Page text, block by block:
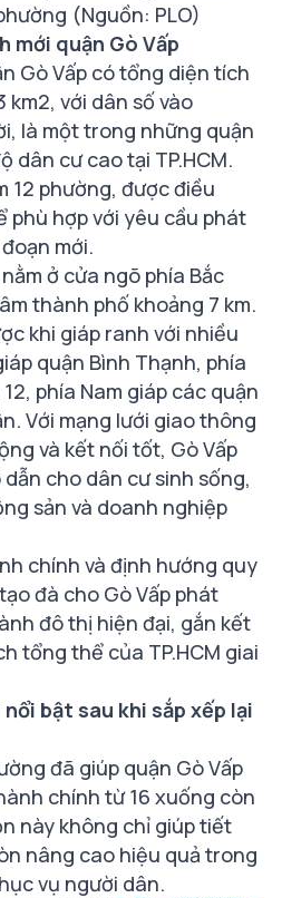
(Nguồn: PLO)
mới quận Gò Vấp
Gò Vấp có tổng diện tích
km2, với dân số vào
là một trong những quận
dân cư cao tại TP.HCM.
12 phường, được điều
phù hợp với yêu cầu phát
mới.
ở cửa ngõ phía Bắc
thành phố khoảng 7 km.
khi giáp ranh với nhiều
quận Bình Thạnh, phía
phía Nam giáp các quận
Với mạng lưới giao thông
và kết nối tốt, Gò Vấp
cho dân cư sinh sống,
sản và doanh nghiệp
chính và định hướng quy
đà cho Gò Vấp phát
đô thị hiện đại, gắn kết
tổng thể của TP.HCM giai
bật sau khi sắp xếp lại
đã giúp quận Gò Vấp
chính từ 16 xuống còn
này không chỉ giúp tiết
nâng cao hiệu quả trong
vụ người dân.